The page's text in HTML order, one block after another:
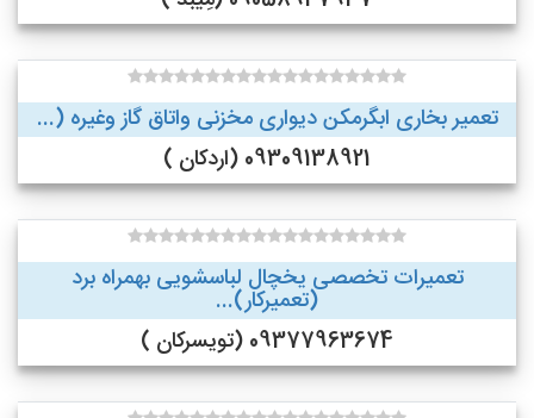
تعمیر بخاری ابگرمکن دیواری مخزنی واتاق گاز وغیره (...
09309138921 (اردکان )
تعمیرات تخصصی یخچال لباسشویی بهمراه برد
(تعمیرکار)...
09377963674 (تویسرکان )